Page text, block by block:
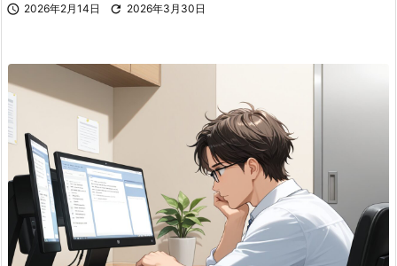
 2026年2月14日  2026年3月30日